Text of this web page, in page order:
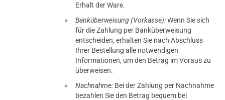
Erhalt der Ware.
Banküberweisung (Vorkasse):Wenn Sie sich
für die Zahlung per Banküberweisung
entscheiden, erhalten Sie nach Abschluss
Ihrer Bestellung alle notwendigen
Informationen, um den Betrag im Voraus zu
überweisen.
Nachnahme: Bei der Zahlung per Nachnahme
bezahlen Sie den Betrag bequem bei